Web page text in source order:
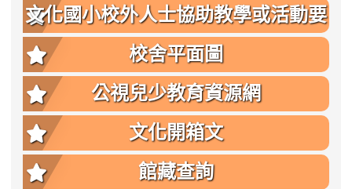
文化國小校外人士協助教學或活動要
點
校舍平面圖
公視兒少教育資源網
文化開箱文
館藏查詢